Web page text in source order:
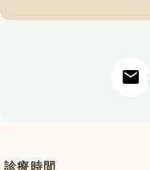
mail
診療時間